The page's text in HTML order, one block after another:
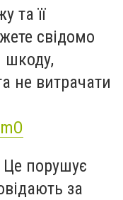
та її
свідомо
шкоду,
не витрачати
Це порушує
за